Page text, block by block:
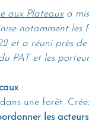
aux Plateaux a mis
notamment
et a réuni près
PAT et les
:
une forêt.
les